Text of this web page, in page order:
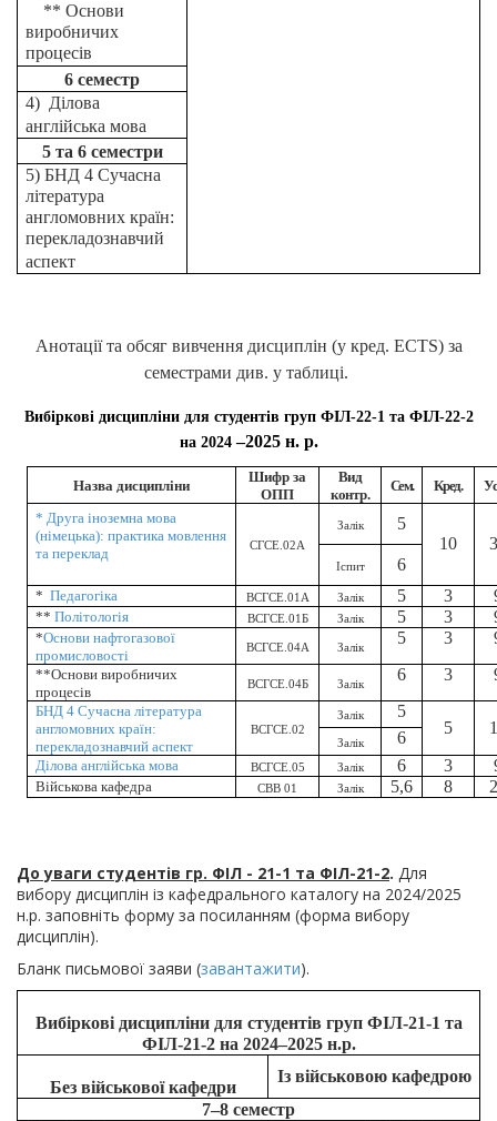
** Основи
виробничих
процесів
6 семестр
4) Ділова
англійська мова
5 та 6 семестри
5) БНД 4 Сучасна
література
англомовних країн:
перекладознавчий
аспект
Анотації та обсяг вивчення дисциплін (у кред. ECTS) за
семестрами див. у таблиці.
Вибіркові дисципліни для студентів груп ФІЛ-22-1 та ФІЛ-22-2
на 2024–2025 н. р.
Назва дисципліни
Шифр за
ОПП
Вид
контр.
Сем. Кред.
*Друга іноземна мова
(німецька): практика мовлення
та переклад
СГСЕ.02А
Залік
5
10
Іспит 6
* Педагогіка ВСГСЕ.01А Залік 5 3
**Політологія ВСГСЕ.01Б Залік 5 3
*Основи нафтогазової
промисловості
ВСГСЕ.04А Залік
5 3
**Основи виробничих
процесів
ВСГСЕ.04Б Залік
6 3
БНД 4 Сучасна література
англомовних країн:
перекладознавчий аспект
ВСГСЕ.02
Залік
5
5
Залік 6
Ділова англійська мова ВСГСЕ.05 Залік 6 3
Військова кафедра СВВ 01 Залік 5,6 8
До уваги студентів гр. ФІЛ - 21-1 та ФІЛ-21-2. Для
вибору дисциплін із кафедрального каталогу на 2024/2025
н.р. заповніть форму за посиланням (форма вибору
дисциплін).
Бланк письмової заяви (завантажити).
Вибіркові дисципліни для студентів груп ФІЛ-21-1 та
ФІЛ-21-2 на 2024–2025 н.р.
Без військової кафедри
Із військовою кафедрою
7–8 семестр